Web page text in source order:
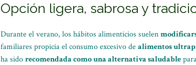
Opción ligera, sabrosa y
Durante el verano, los hábitos alimenticios suelen
familiares propicia el consumo excesivo dealimentos
ha sidorecomendada como una alternativa saludable